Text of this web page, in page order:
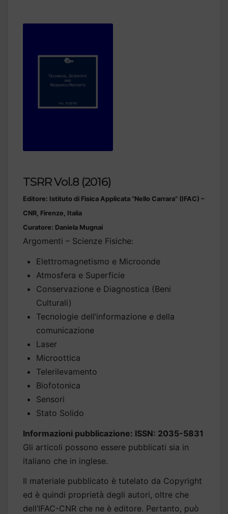
TSRR Vol.8 (2016)
Editore: Istituto di Fisica Applicata “Nello Carrara” (IFAC) –
CNR, Firenze, Italia
Curatore: Daniela Mugnai
Argomenti – Scienze Fisiche:
Elettromagnetismo e Microonde
Atmosfera e Superficie
Conservazione e Diagnostica (Beni
Culturali)
Tecnologie dell’informazione e della
comunicazione
Laser
Microottica
Telerilevamento
Biofotonica
Sensori
Stato Solido
Informazioni pubblicazione: ISSN: 2035-5831
Gli articoli possono essere pubblicati sia in
italiano che in inglese.
Il materiale pubblicato è tutelato da Copyright
ed è quindi proprietà degli autori, oltre che
dell’IFAC-CNR che ne è editore. Pertanto, può